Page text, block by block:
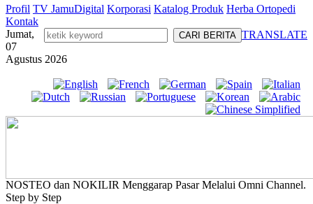
Profil TV JamuDigital Korporasi Katalog Produk Herba Ortopedi
Kontak
TRANSLATE
Jumat,
07
Agustus 2026
NOSTEO dan NOKILIR Menggarap Pasar Melalui Omni Channel.
Step by Step